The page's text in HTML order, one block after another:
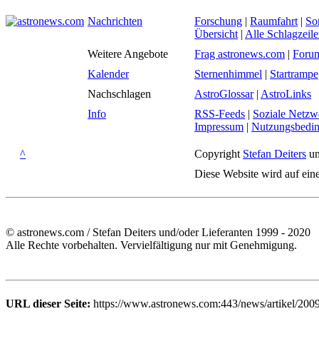
Nachrichten Forschung | Raumfahrt |
Übersicht | Alle
Weitere Angebote
Frag astronews.com |
Kalender
Sternenhimmel | Startrampe
Nachschlagen
AstroGlossar| AstroLinks
Info
RSS-Feeds | Soziale
Impressum |
^ Copyright Stefan Deiters
Diese Website wird auf
© astronews.com / Stefan Deiters und/oder Lieferanten 1999 - 2020
Alle Rechte vorbehalten. Vervielfältigung nur mit Genehmigung.
URL dieser Seite: https://www.astronews.com:443/news/artikel/